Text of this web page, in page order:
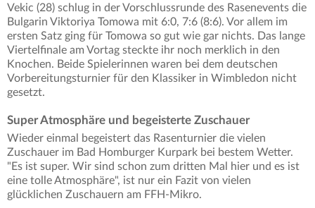
Vekic (28) schlug in der Vorschlussrunde des Rasenevents die
Bulgarin Viktoriya Tomowa mit 6:0, 7:6 (8:6). Vor allem im
ersten Satz ging für Tomowa so gut wie gar nichts. Das lange
Viertelfinale am Vortag steckte ihr noch merklich in den
Knochen. Beide Spielerinnen waren bei dem deutschen
Vorbereitungsturnier für den Klassiker in Wimbledon nicht
gesetzt.
Super Atmosphäre und begeisterte Zuschauer
Wieder einmal begeistert das Rasenturnier die vielen
Zuschauer im Bad Homburger Kurpark bei bestem Wetter.
"Es ist super. Wir sind schon zum dritten Mal hier und es ist
eine tolle Atmosphäre", ist nur ein Fazit von vielen
glücklichen Zuschauern am FFH-Mikro.